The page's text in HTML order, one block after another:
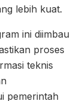
lebih kuat.
ini diimbau
proses
teknis
pemerintah